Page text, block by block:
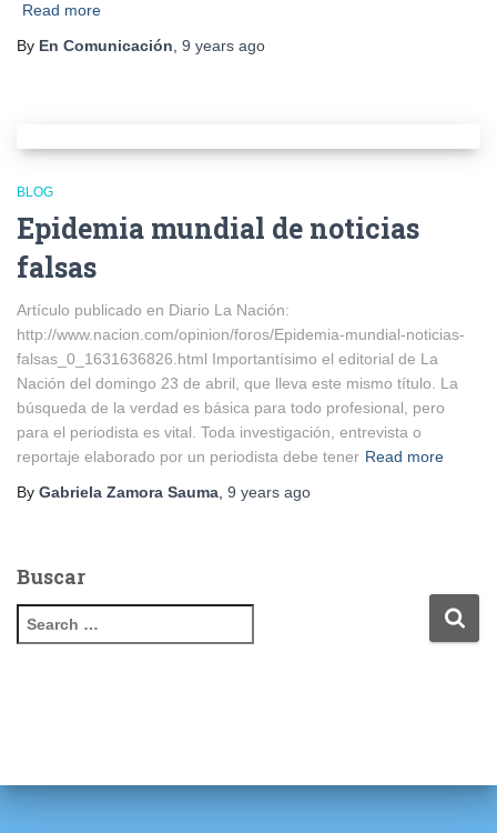
Read more
By En Comunicación 9 years ago
BLOG
Epidemia mundial de noticias
falsas
Artículo publicado en Diario La Nación:
http://www.nacion.com/opinion/foros/Epidemia-mundial-noticias-
falsas_0_1631636826.html Importantísimo el editorial de La
Nación del domingo 23 de abril, que lleva este mismo título. La
búsqueda de la verdad es básica para todo profesional, pero
para el periodista es vital. Toda investigación, entrevista o
reportaje elaborado por un periodista debe tener Read more
By Gabriela Zamora Sauma 9 years ago
Buscar
e
o